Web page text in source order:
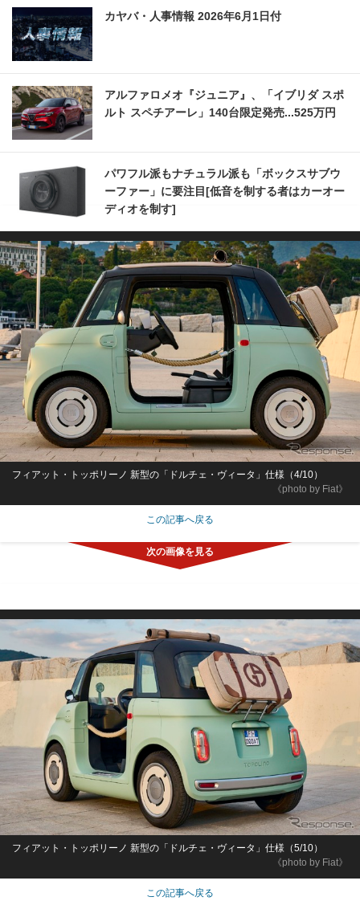
カヤバ・人事情報 2026年6月1日付
アルファロメオ『ジュニア』、「イブリダ スポ
ルト スペチアーレ」140台限定発売...525万円
パワフル派もナチュラル派も「ボックスサブウ
ーファー」に要注目[低音を制する者はカーオー
ディオを制す]
《photo by Fiat》
フィアット・トッポリーノ 新型の「ドルチェ・ヴィータ」仕様（4/10）
この記事へ戻る
《photo by Fiat》
フィアット・トッポリーノ 新型の「ドルチェ・ヴィータ」仕様（5/10）
この記事へ戻る